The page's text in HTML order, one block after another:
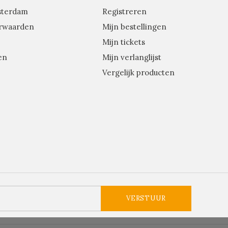
Registreren
Mijn bestellingen
Mijn tickets
Mijn verlanglijst
Vergelijk producten
VERSTUUR